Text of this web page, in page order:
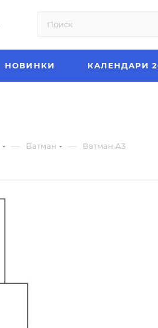
НОВИНКИ КАЛЕНДАРИ
— Ватман — Ватман А3